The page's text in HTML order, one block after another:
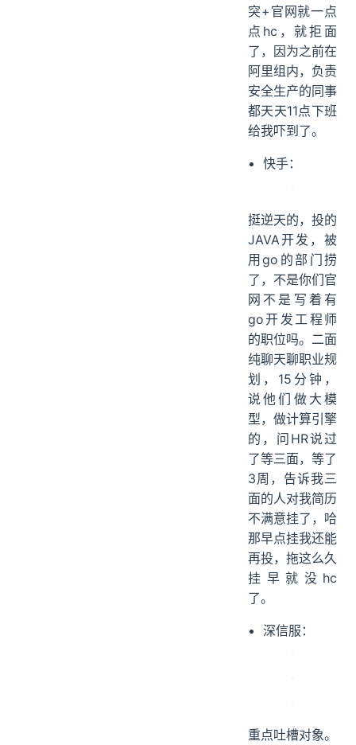
突+官网就一点
点hc，就拒面
了，因为之前在
阿里组内，负责
安全生产的同事
都天天11点下班
给我吓到了。
快手：
挺逆天的，投的
JAVA开发，被
用go的部门捞
了，不是你们官
网不是写着有
go开发工程师
的职位吗。二面
纯聊天聊职业规
划，15分钟，
说他们做大模
型，做计算引擎
的，问HR说过
了等三面，等了
3周，告诉我三
面的人对我简历
不满意挂了，哈
那早点挂我还能
再投，拖这么久
挂早就没hc
了。
深信服：
重点吐槽对象。